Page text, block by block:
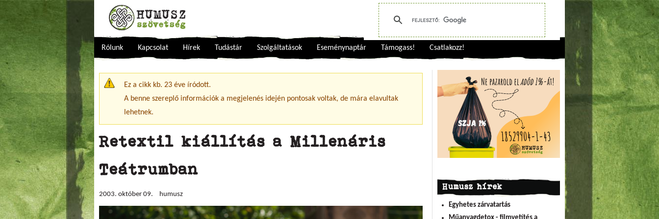
Rólunk Kapcsolat Hírek Tudástár Szolgáltatások Eseménynaptár Támogass! Csatlakozz!
Figyelmeztető üzenet
Ez a cikk kb. 23 éve íródott.
A benne szereplő információk a megjelenés idején pontosak voltak, de mára elavultak
lehetnek.
Retextil kiállítás a Millenáris
Teátrumban
2003. október 09. humusz
Humusz hírek
Egyhetes zárvatartás